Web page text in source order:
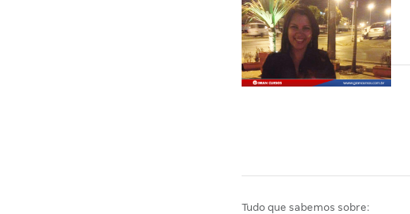
Tudo que sabemos sobre: